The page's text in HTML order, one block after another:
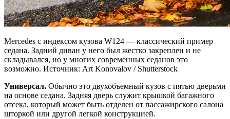
Mercedes с индексом кузова W124 — классический пример
седана. Задний диван у него был жестко закреплен и не
складывался, но у многих современных седанов это
возможно. Источник: Art Konovalov / Shutterstock
Универсал. Обычно это двухобъемный кузов с пятью дверьми
на основе седана. Задняя дверь служит крышкой багажного
отсека, который может быть отделен от пассажирского салона
шторкой или другой легкой конструкцией.